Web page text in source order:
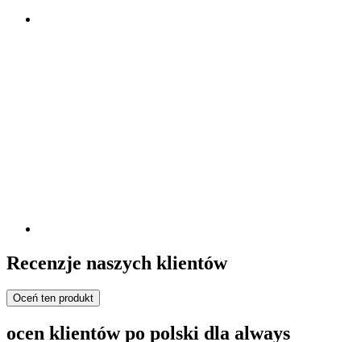
Recenzje naszych klientów
Oceń ten produkt
ocen klientów po polski dla always